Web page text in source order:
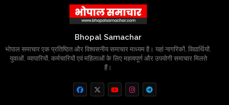
Bhopal Samachar
भोपाल समाचार एक प्रतिष्ठित और विश्वसनीय समाचार माध्यम है। यहां नागरिकों, विद्यार्थियों,
युवाओं, व्यापारियों, कर्मचारियों एवं महिलाओं के लिए महत्वपूर्ण और उपयोगी समाचार मिलते
हैं।